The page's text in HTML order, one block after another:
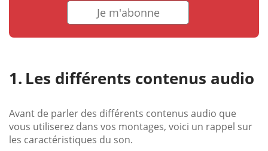
Je m'abonne
Les différents contenus audio
Avant de parler des différents contenus audio que
vous utiliserez dans vos montages, voici un rappel sur
les caractéristiques du son.